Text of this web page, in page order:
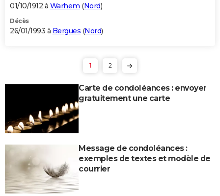
01/10/1912 à Warhem (Nord)
Décès
26/01/1993 à Bergues (Nord)
1 2
Carte de condoléances : envoyer
gratuitement une carte
Message de condoléances :
exemples de textes et modèle de
courrier